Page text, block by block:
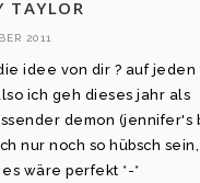
TAYLOR
2011
idee von dir ? auf
ich geh dieses jahr als
demon (jennifer's
nur noch so hübsch
es wäre perfekt *-*